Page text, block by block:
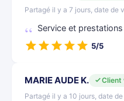
Partagé il y a 7 jours, date de
Service et
5/5
MARIE AUDE K.
Client
Partagé il y a 10 jours, date